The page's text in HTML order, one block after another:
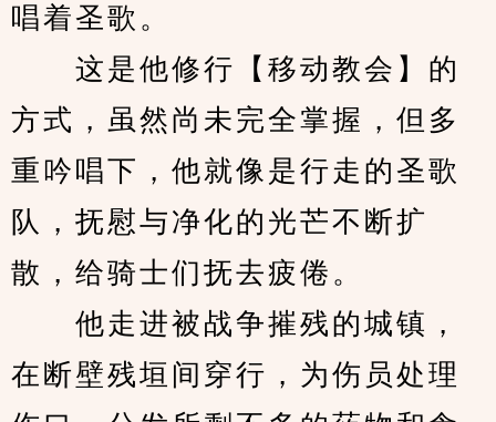
唱着圣歌。
这是他修行【移动教会】的
方式，虽然尚未完全掌握，但多
重吟唱下，他就像是行走的圣歌
队，抚慰与净化的光芒不断扩
散，给骑士们抚去疲倦。
他走进被战争摧残的城镇，
在断壁残垣间穿行，为伤员处理